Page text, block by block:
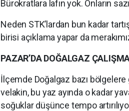
Bürokratlara lafın yok. Onların
Neden STK’lardan bun kadar
birisi açıklama yapar da
PAZAR’DA DOĞALGAZ
İlçemde Doğalgaz bazı
velakin, bu yaz ayında o kadar
soğuklar düşünce tempo